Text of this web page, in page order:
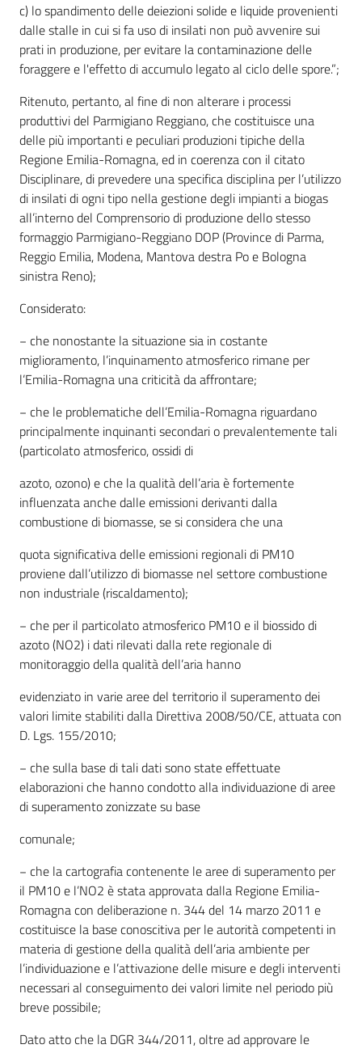
c) lo spandimento delle deiezioni solide e liquide provenienti
dalle stalle in cui si fa uso di insilati non può avvenire sui
prati in produzione, per evitare la contaminazione delle
foraggere e l'effetto di accumulo legato al ciclo delle spore.”;
Ritenuto, pertanto, al fine di non alterare i processi
produttivi del Parmigiano Reggiano, che costituisce una
delle più importanti e peculiari produzioni tipiche della
Regione Emilia-Romagna, ed in coerenza con il citato
Disciplinare, di prevedere una specifica disciplina per l’utilizzo
di insilati di ogni tipo nella gestione degli impianti a biogas
all’interno del Comprensorio di produzione dello stesso
formaggio Parmigiano-Reggiano DOP (Province di Parma,
Reggio Emilia, Modena, Mantova destra Po e Bologna
sinistra Reno);
Considerato:
− che nonostante la situazione sia in costante
miglioramento, l’inquinamento atmosferico rimane per
l’Emilia-Romagna una criticità da affrontare;
− che le problematiche dell’Emilia-Romagna riguardano
principalmente inquinanti secondari o prevalentemente tali
(particolato atmosferico, ossidi di
azoto, ozono) e che la qualità dell’aria è fortemente
influenzata anche dalle emissioni derivanti dalla
combustione di biomasse, se si considera che una
quota significativa delle emissioni regionali di PM10
proviene dall’utilizzo di biomasse nel settore combustione
non industriale (riscaldamento);
− che per il particolato atmosferico PM10 e il biossido di
azoto (NO2) i dati rilevati dalla rete regionale di
monitoraggio della qualità dell’aria hanno
evidenziato in varie aree del territorio il superamento dei
valori limite stabiliti dalla Direttiva 2008/50/CE, attuata con
D. Lgs. 155/2010;
− che sulla base di tali dati sono state effettuate
elaborazioni che hanno condotto alla individuazione di aree
di superamento zonizzate su base
comunale;
− che la cartografia contenente le aree di superamento per
il PM10 e l’NO2 è stata approvata dalla Regione Emilia-
Romagna con deliberazione n. 344 del 14 marzo 2011 e
costituisce la base conoscitiva per le autorità competenti in
materia di gestione della qualità dell’aria ambiente per
l’individuazione e l’attivazione delle misure e degli interventi
necessari al conseguimento dei valori limite nel periodo più
breve possibile;
Dato atto che la DGR 344/2011, oltre ad approvare le